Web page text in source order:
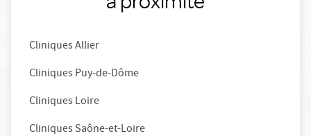
Cliniques Allier
Cliniques Puy-de-Dôme
Cliniques Loire
Cliniques Saône-et-Loire